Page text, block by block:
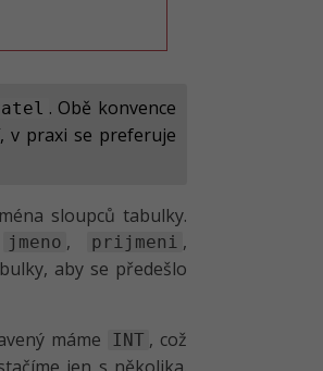
. Obě konvence
v praxi se preferuje
sloupců tabulky.
jmeno , prijmeni ,
aby se předešlo
máme
INT , což